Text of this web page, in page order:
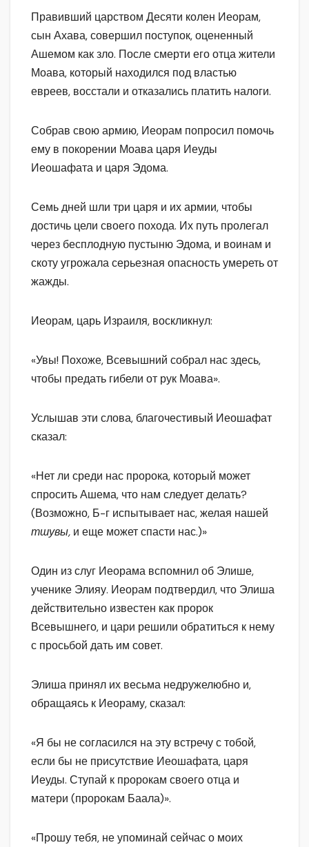
Правивший царством Десяти колен Иеорам,
сын Ахава, совершил поступок, оцененный
Ашемом как зло. После смерти его отца жители
Моава, который находился под властью
евреев, восстали и отказались платить налоги.
Собрав свою армию, Иеорам попросил помочь
ему в покорении Моава царя Иеуды
Иеошафата и царя Эдома.
Семь дней шли три царя и их армии, чтобы
достичь цели своего похода. Их путь пролегал
через бесплодную пустыню Эдома, и воинам и
скоту угрожала серьезная опасность умереть от
жажды.
Иеорам, царь Израиля, воскликнул:
«Увы! Похоже, Всевышний собрал нас здесь,
чтобы предать гибели от рук Моава».
Услышав эти слова, благочестивый Иеошафат
сказал:
«Нет ли среди нас пророка, который может
спросить Ашема, что нам следует делать?
(Возможно, Б-г испытывает нас, желая нашей
тшувы, и еще может спасти нас.)»
Один из слуг Иеорама вспомнил об Элише,
ученике Элияу. Иеорам подтвердил, что Элиша
действительно известен как пророк
Всевышнего, и цари решили обратиться к нему
с просьбой дать им совет.
Элиша принял их весьма недружелюбно и,
обращаясь к Иеораму, сказал:
«Я бы не согласился на эту встречу с тобой,
если бы не присутствие Иеошафата, царя
Иеуды. Ступай к пророкам своего отца и
матери (пророкам Баала)».
«Прошу тебя, не упоминай сейчас о моих